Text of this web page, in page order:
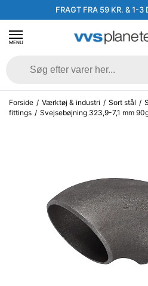
FRAGT FRA 59 KR. & 1-3
MENU
Forside / Værktøj & industri / Sort stål /
fittings / Svejsebøjning 323,9-7,1 mm